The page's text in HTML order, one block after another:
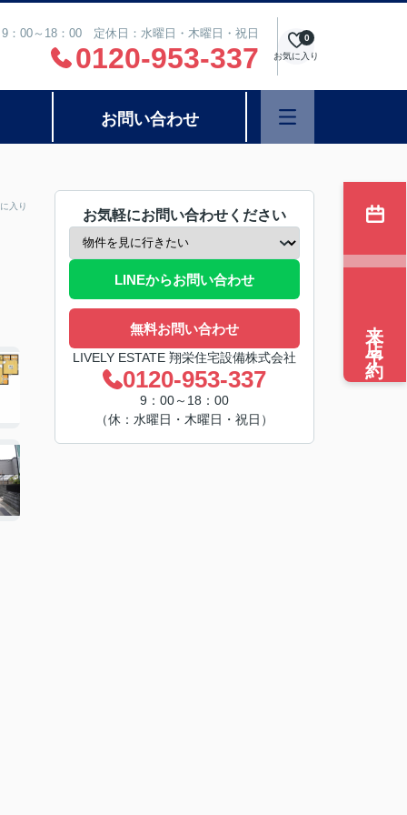
：00～18：00 定休日：水曜日・木曜日・祝日
0120-953-337 お気に入り
0
お問い合わせ
入り
お気軽にお問い合わせください
LINEからお問い合わせ
無料お問い合わせ
LIVELY ESTATE 翔栄住宅設備株式会社
0120-953-337
9：00～18：00
（休：水曜日・木曜日・祝日）
来店予約